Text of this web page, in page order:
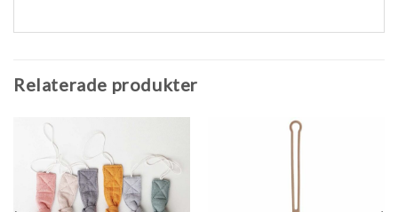
Relaterade produkter